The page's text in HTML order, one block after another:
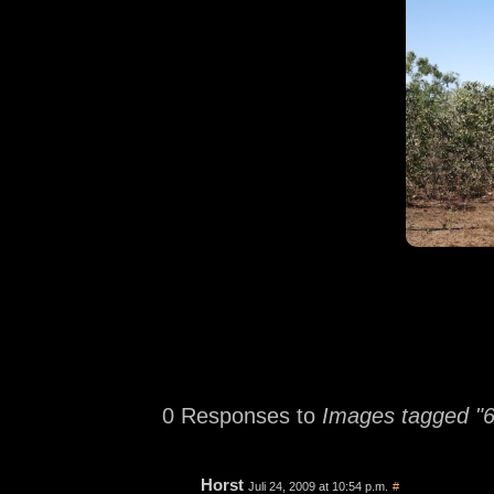
0 Responses to Images tagged
Horst Juli 24, 2009 at 10:54 p.m. #